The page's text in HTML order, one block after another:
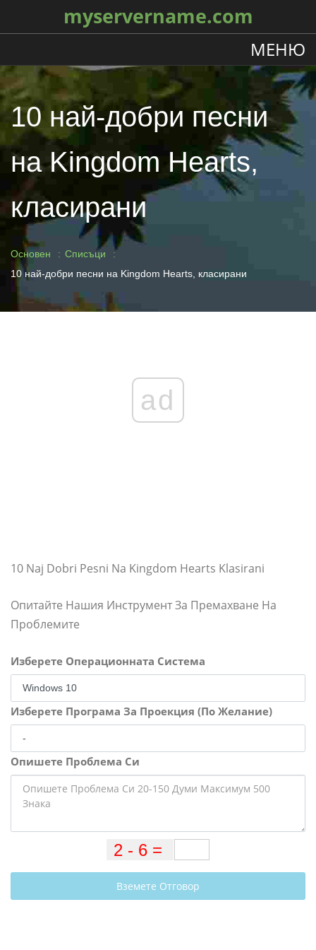
myservername.com
МЕНЮ
10 най-добри песни
на Kingdom Hearts,
класирани
Основен
Списъци
10 най-добри песни на Kingdom Hearts, класирани
ad
10 Naj Dobri Pesni Na Kingdom Hearts Klasirani
Опитайте Нашия Инструмент За Премахване На
Проблемите
Изберете Операционната Система
Изберете Програма За Проекция (По Желание)
Опишете Проблема Си
Вземете Отговор